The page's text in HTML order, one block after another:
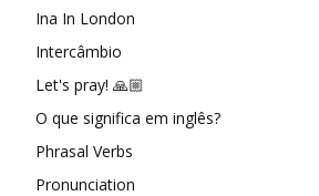
Ina In London
Intercâmbio
Let's pray! 🙏🏼
O que significa em inglês?
Phrasal Verbs
Pronunciation